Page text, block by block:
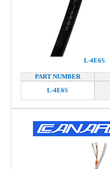
L-4E6S
PART NUMBER
L-4E6S